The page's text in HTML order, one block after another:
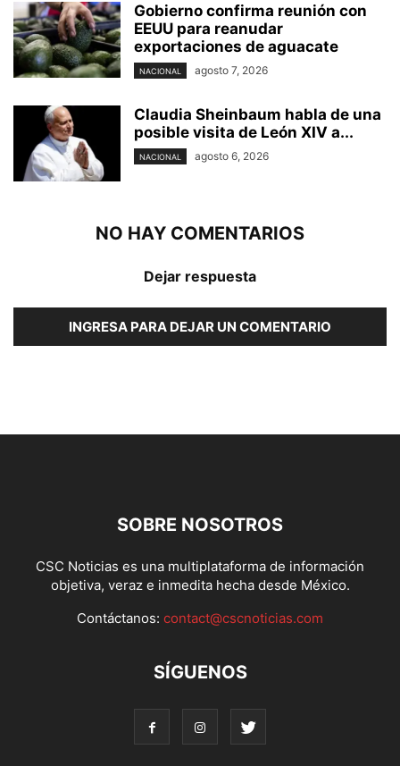
Gobierno confirma reunión con
EEUU para reanudar
exportaciones de aguacate
NACIONAL agosto 7, 2026
Claudia Sheinbaum habla de una
posible visita de León XIV a...
NACIONAL agosto 6, 2026
NO HAY COMENTARIOS
Dejar respuesta
INGRESA PARA DEJAR UN COMENTARIO
SOBRE NOSOTROS
CSC Noticias es una multiplataforma de información
objetiva, veraz e inmedita hecha desde México.
Contáctanos: contact@cscnoticias.com
SÍGUENOS